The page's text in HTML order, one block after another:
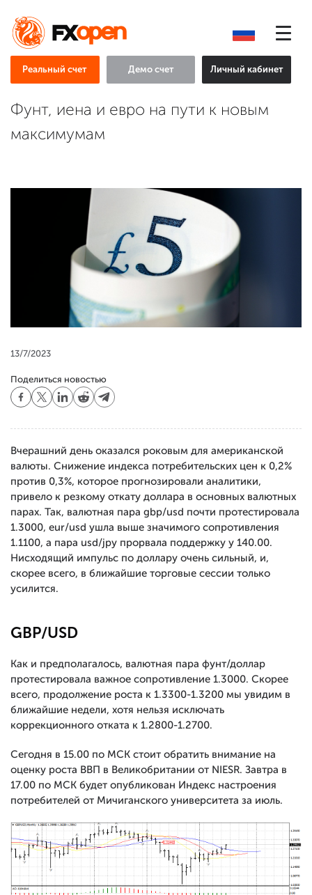
Реальный счет Демо счет Личный кабинет
Фунт, иена и евро на пути к новым
максимумам
13/7/2023
Поделиться новостью
Вчерашний день оказался роковым для американской
валюты. Снижение индекса потребительских цен к 0,2%
против 0,3%, которое прогнозировали аналитики,
привело к резкому откату доллара в основных валютных
парах. Так, валютная пара gbp/usd почти протестировала
1.3000, eur/usd ушла выше значимого сопротивления
1.1100, а пара usd/jpy прорвала поддержку у 140.00.
Нисходящий импульс по доллару очень сильный, и,
скорее всего, в ближайшие торговые сессии только
усилится.
GBP/USD
Как и предполагалось, валютная пара фунт/доллар
протестировала важное сопротивление 1.3000. Скорее
всего, продолжение роста к 1.3300-1.3200 мы увидим в
ближайшие недели, хотя нельзя исключать
коррекционного отката к 1.2800-1.2700.
Сегодня в 15.00 по МСК стоит обратить внимание на
оценку роста ВВП в Великобритании от NIESR. Завтра в
17.00 по МСК будет опубликован Индекс настроения
потребителей от Мичиганского университета за июль.